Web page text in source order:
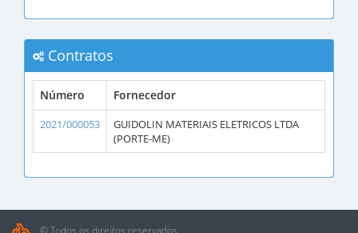
Contratos
Número Fornecedor
2021/000053
GUIDOLIN MATERIAIS ELETRICOS LTDA
(PORTE-ME)